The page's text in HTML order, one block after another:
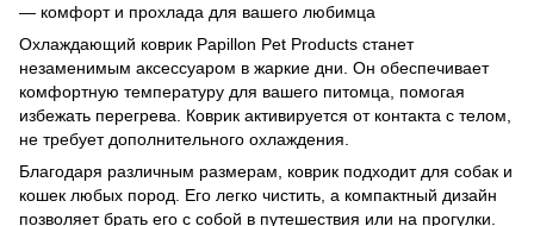
— комфорт и прохлада для вашего любимца
Охлаждающий коврик Papillon Pet Products станет
незаменимым аксессуаром в жаркие дни. Он обеспечивает
комфортную температуру для вашего питомца, помогая
избежать перегрева. Коврик активируется от контакта с телом,
не требует дополнительного охлаждения.
Благодаря различным размерам, коврик подходит для собак и
кошек любых пород. Его легко чистить, а компактный дизайн
позволяет брать его с собой в путешествия или на прогулки.